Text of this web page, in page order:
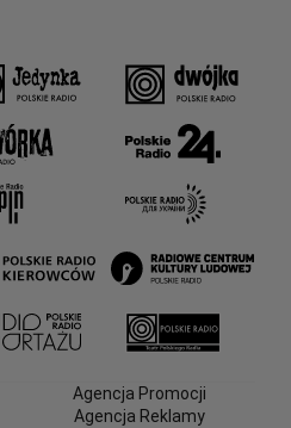
Agencja Promocji
Agencja Reklamy